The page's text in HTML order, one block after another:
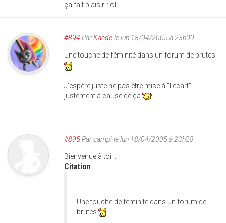
ça fait plaisir. :lol:
#894 ParKaedele lun 18/04/2005 à 23h00
Une touche de féminité dans un forum de brutes
J'espère juste ne pas être mise à "l'écart"
justement à cause de ça
#895Parcampile lun 18/04/2005 à 23h28
Bienvenue à toi ...
Citation
Une touche de féminité dans un forum de
brutes